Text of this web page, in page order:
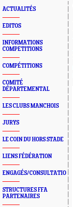
ACTUALITÉS
EDITOS
INFORMATIONS
COMPETITIONS
COMPÉTITIONS
COMITÉ
DÉPARTEMENTAL
LES CLUBS MANCHOIS
JURYS
LE COIN DU HORS STADE
LIENS FÉDÉRATION
ENGAGÉS/CONSULTATION
STRUCTURES FFA
PARTENAIRES